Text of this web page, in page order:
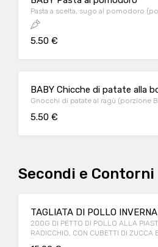
Pasta a scelta, sugo al pomodoro
5.50 €
BABY Chicche di patate alla
Gnocchi di patate al ragù (porzione
5.50 €
Secondi e Contorni
TAGLIATA DI POLLO
200G DI PETTO DI POLLO ALLA
RADICCHIO, CON CUBETTI DI ZUCCA